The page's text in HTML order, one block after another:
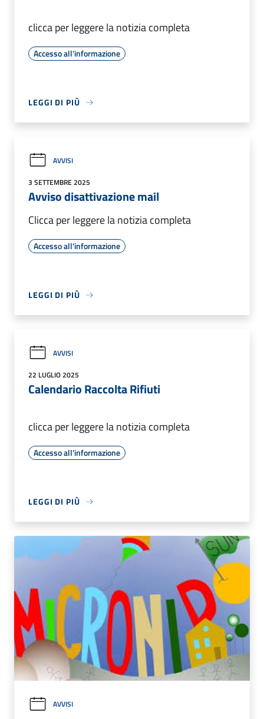
clicca per leggere la notizia completa
Accesso all'informazione
LEGGI DI PIÙ
AVVISI
3 SETTEMBRE 2025
Avviso disattivazione mail
Clicca per leggere la notizia completa
Accesso all'informazione
LEGGI DI PIÙ
AVVISI
22 LUGLIO 2025
Calendario Raccolta Rifiuti
clicca per leggere la notizia completa
Accesso all'informazione
LEGGI DI PIÙ
AVVISI